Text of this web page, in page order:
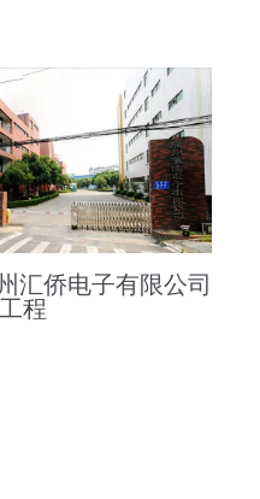
汇侨电子有限公司
程